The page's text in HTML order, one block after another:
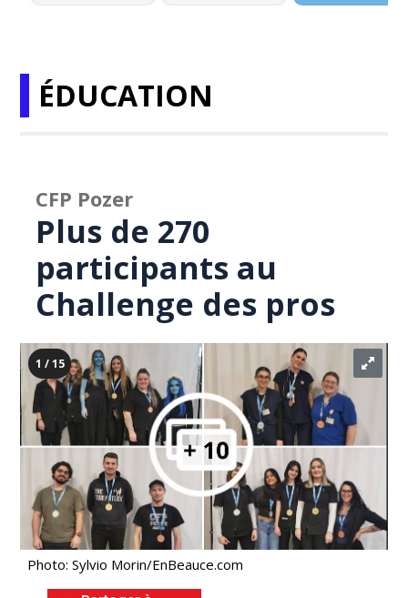
ÉDUCATION
CFP Pozer
Plus de 270
participants au
Challenge des pros
1 / 15
Photo: Sylvio Morin/EnBeauce.com